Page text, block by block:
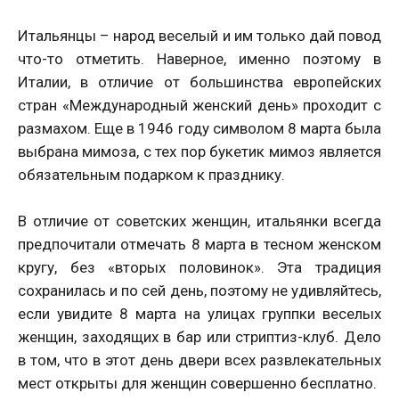
Итальянцы – народ веселый и им только дай повод
что-то отметить. Наверное, именно поэтому в
Италии, в отличие от большинства европейских
стран «Международный женский день» проходит с
размахом. Еще в 1946 году символом 8 марта была
выбрана мимоза, с тех пор букетик мимоз является
обязательным подарком к празднику.
В отличие от советских женщин, итальянки всегда
предпочитали отмечать 8 марта в тесном женском
кругу, без «вторых половинок». Эта традиция
сохранилась и по сей день, поэтому не удивляйтесь,
если увидите 8 марта на улицах группки веселых
женщин, заходящих в бар или стриптиз-клуб. Дело
в том, что в этот день двери всех развлекательных
мест открыты для женщин совершенно бесплатно.